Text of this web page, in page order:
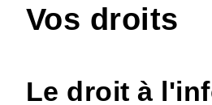
Vos droits
Le droit à